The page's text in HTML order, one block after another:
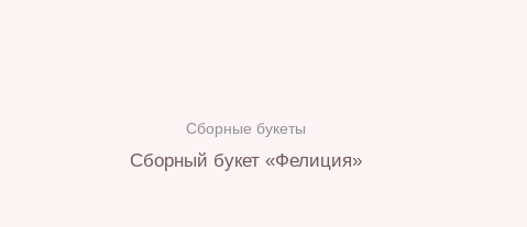
Сборные букеты
Сборный букет «Фелиция»